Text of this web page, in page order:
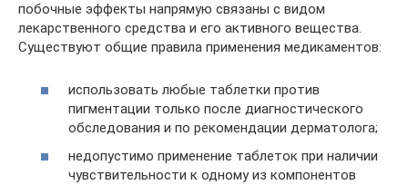
побочные эффекты напрямую связаны с видом
лекарственного средства и его активного вещества.
Существуют общие правила применения медикаментов:
использовать любые таблетки против
пигментации только после диагностического
обследования и по рекомендации дерматолога;
недопустимо применение таблеток при наличии
чувствительности к одному из компонентов